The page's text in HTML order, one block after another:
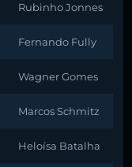
Rubinho Jonnes
Fernando Fully
Wagner Gomes
Marcos Schmitz
Heloísa Batalha